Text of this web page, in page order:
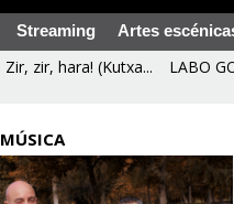
Streaming Artes
Zir, zir, hara! (Kutxa... LABO
MÚSICA